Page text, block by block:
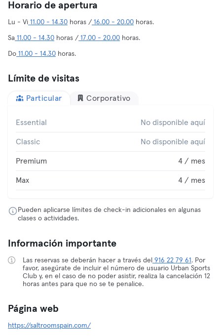
Horario de apertura
Lu - Vi 11.00 - 14.30 horas / 16.00 - 20.00 horas.
Sa 11.00 - 14.30 horas / 17.00 - 20.00 horas.
Do 11.00 - 14.30 horas.
Límite de visitas
Particular Corporativo
Essential No disponible aquí
Classic No disponible aquí
Premium 4 / mes
Max 4 / mes
Pueden aplicarse límites de check-in adicionales en algunas
clases o actividades.
Información importante
Las reservas se deberán hacer a través del 916 22 79 61 . Por
favor, asegúrate de incluir el número de usuario Urban Sports
Club y, en el caso de no poder asistir, realiza la cancelación 12
horas antes para que no se te penalice.
Página web
https://saltroomspain.com/